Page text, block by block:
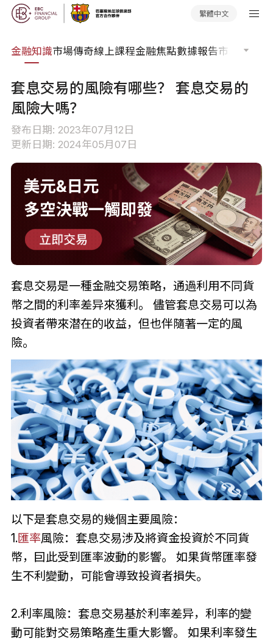
繁體中文
金融知識市場傳奇線上課程金融焦點數據報告市場分析
套息交易的風險有哪些？ 套息交易的
風險大嗎？
發布日期: 2023年07月12日
更新日期: 2024年05月07日
套息交易是一種金融交易策略，通過利用不同貨
幣之間的利率差异來獲利。 儘管套息交易可以為
投資者帶來潜在的收益，但也伴隨著一定的風
險。
以下是套息交易的幾個主要風險：
1.匯率風險：套息交易涉及將資金投資於不同貨
幣，囙此受到匯率波動的影響。 如果貨幣匯率發
生不利變動，可能會導致投資者損失。
2.利率風險：套息交易基於利率差异，利率的變
動可能對交易策略產生重大影響。 如果利率發生